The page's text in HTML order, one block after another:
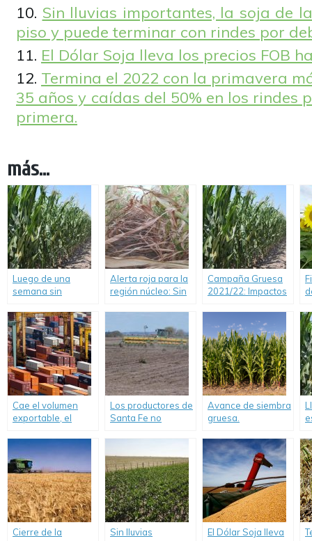
Sin lluvias importantes, la soja de
piso y puede terminar con rindes por
El Dólar Soja lleva los precios FOB
Termina el 2022 con la primavera
35 años y caídas del 50% en los rindes
primera.
más...
Luego de una
semana sin
mantienen las
demoras en la
siembre gruesa.
Alerta roja para la
región núcleo: Sin
golpe productivo
en maíz y soja.
Campaña Gruesa
2021/22: Impactos
sequía.
Cae el volumen
exportable, el
camiones y los
stocks de trigo
argentino.
Los productores de
Santa Fe no
girasol y maíz por
la sequía.
Avance de siembra
gruesa.
Cierre de la
Sin lluvias
El Dólar Soja lleva